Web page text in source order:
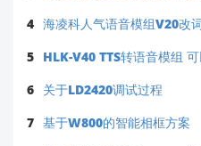
4 海凌科人气语音模组V20改
5 HLK-V40 TTS转语音模组
6 关于LD2420调试过程
7 基于W800的智能相框方案